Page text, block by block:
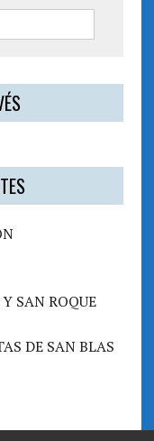
SAN ROQUE
DE SAN BLAS